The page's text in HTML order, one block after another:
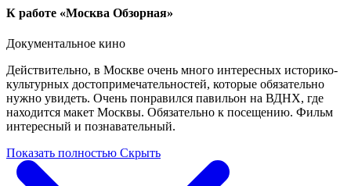
К работе «Москва Обзорная»
Документальное кино
Действительно, в Москве очень много интересных историко-
культурных достопримечательностей, которые обязательно
нужно увидеть. Очень понравился павильон на ВДНХ, где
находится макет Москвы. Обязательно к посещению. Фильм
интересный и познавательный.
Показать полностью Скрыть